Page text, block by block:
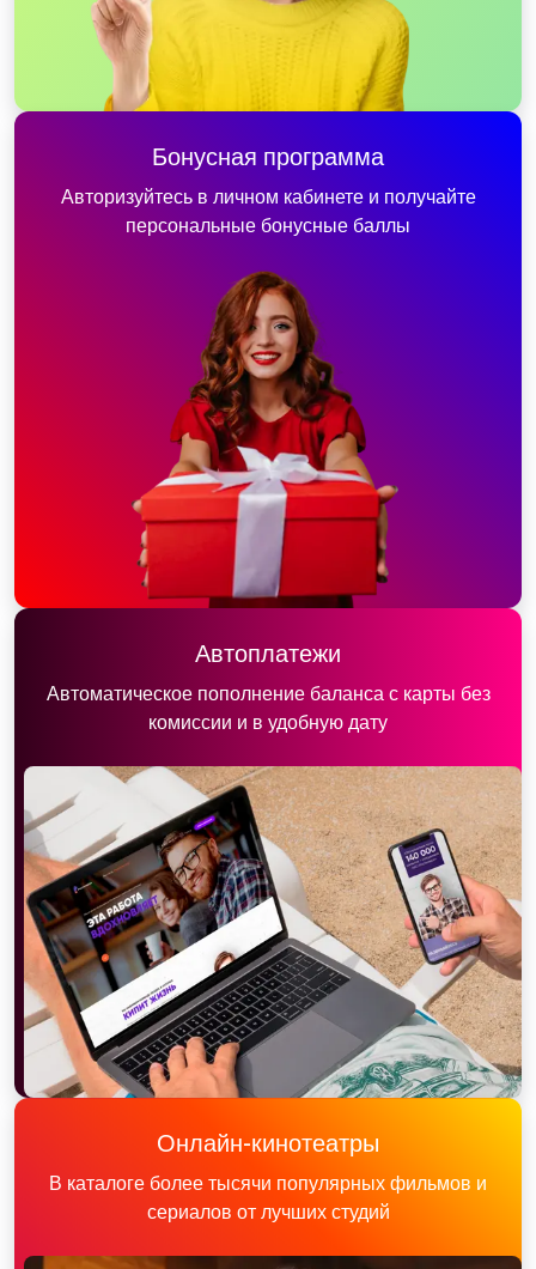
Бонусная программа
Авторизуйтесь в личном кабинете и получайте
персональные бонусные баллы
Автоплатежи
Автоматическое пополнение баланса с карты без
комиссии и в удобную дату
Онлайн-кинотеатры
В каталоге более тысячи популярных фильмов и
сериалов от лучших студий